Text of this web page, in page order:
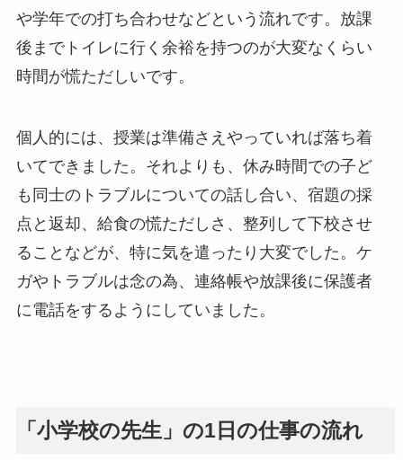
や学年での打ち合わせなどという流れです。放課
後までトイレに行く余裕を持つのが大変なくらい
時間が慌ただしいです。
個人的には、授業は準備さえやっていれば落ち着
いてできました。それよりも、休み時間での子ど
も同士のトラブルについての話し合い、宿題の採
点と返却、給食の慌ただしさ、整列して下校させ
ることなどが、特に気を遣ったり大変でした。ケ
ガやトラブルは念の為、連絡帳や放課後に保護者
に電話をするようにしていました。
「小学校の先生」の1日の仕事の流れ